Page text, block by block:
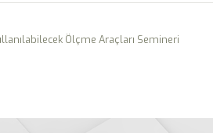
Ölçme Araçları Semineri